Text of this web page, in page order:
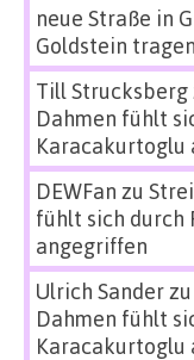
neue Straße in
Goldstein tragen
Till Strucksberg
Dahmen fühlt
Karacakurtoglu
DEWFan zu
fühlt sich durch
angegriffen
Ulrich Sanderzu
Dahmen fühlt
Karacakurtoglu